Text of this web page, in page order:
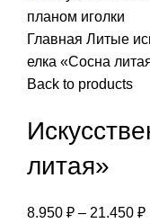
Главная Литые
елка «Сосна
Back to products
литая»
8.950 ₽ – 21.450 ₽